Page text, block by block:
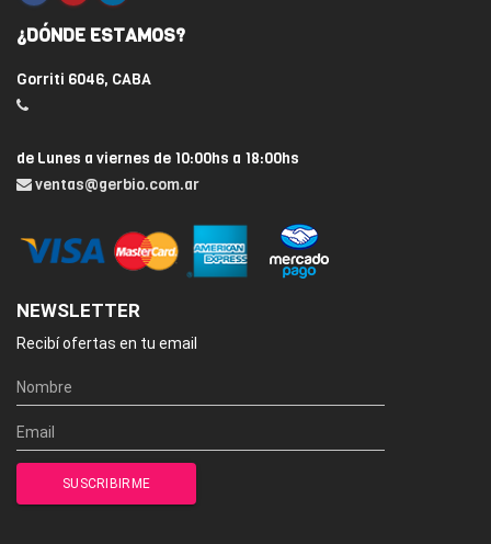
¿DÓNDE ESTAMOS?
Gorriti 6046, CABA
de Lunes a viernes de 10:00hs a 18:00hs
ventas@gerbio.com.ar
NEWSLETTER
Recibí ofertas en tu email